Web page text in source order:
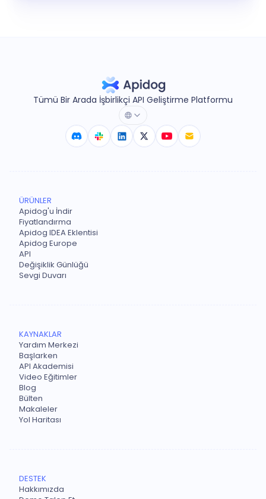
Tümü Bir Arada İşbirlikçi API Geliştirme Platformu
ÜRÜNLER
Apidog'u İndir
Fiyatlandırma
Apidog IDEA Eklentisi
Apidog Europe
API
Değişiklik Günlüğü
Sevgi Duvarı
KAYNAKLAR
Yardım Merkezi
Başlarken
API Akademisi
Video Eğitimler
Blog
Bülten
Makaleler
Yol Haritası
DESTEK
Hakkımızda